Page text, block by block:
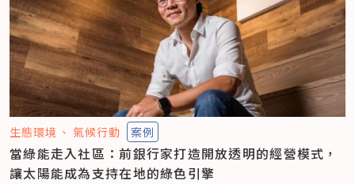
生態環境 氣候行動 案例
當綠能走入社區：前銀行家打造開放透明的經營模式，
讓太陽能成為支持在地的綠色引擎